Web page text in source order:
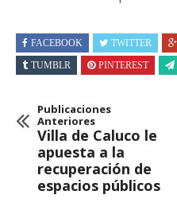
FACEBOOK TWITTER
TUMBLR
PINTEREST
Publicaciones
Anteriores
Villa de Caluco le
apuesta a la
recuperación de
espacios públicos